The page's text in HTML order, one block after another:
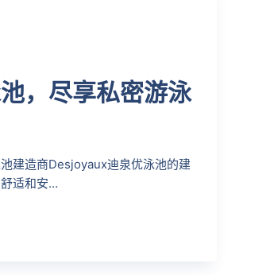
，尽享私密游泳
建造商Desjoyaux迪泉优泳池的建
适和安…